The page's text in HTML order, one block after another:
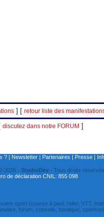
] [ retour liste des
discutez dans notre FORUM ]
? | Newsletter | Partenaires | Presse |
2026 - StudioDev- Tous droits réservés
de déclaration CNIL: 855 098
sport (course à pied, roller, VTT,
forum, conseils, boutique,